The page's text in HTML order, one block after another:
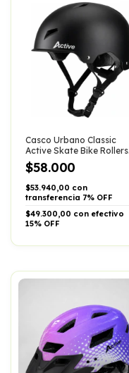
Casco Urbano Classic
Active Skate Bike Rollers
Regulable Eps
$58.000
$53.940,00 con
transferencia 7% OFF
$49.300,00 con efectivo
15% OFF